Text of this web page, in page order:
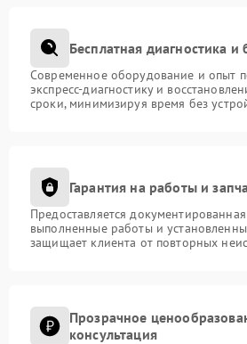
Бесплатная диагностика
Современное оборудование и опыт
экспресс-диагностику и
сроки, минимизируя время без
Гарантия на работы и
Предоставляется
выполненные работы и
защищает клиента от повторных
Прозрачное
консультация